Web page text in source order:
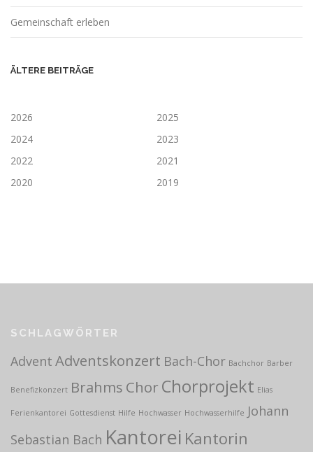
Gemeinschaft erleben
ÄLTERE BEITRÄGE
2026
2025
2024
2023
2022
2021
2020
2019
SCHLAGWÖRTER
Advent Adventskonzert Bach-Chor Bachchor Barber
Benefizkonzert Brahms Chor Chorprojekt Elias
Ferienkantorei Gottesdienst Hilfe Hochwasser Hochwasserhilfe Johann
Sebastian Bach Kantorei Kantorin